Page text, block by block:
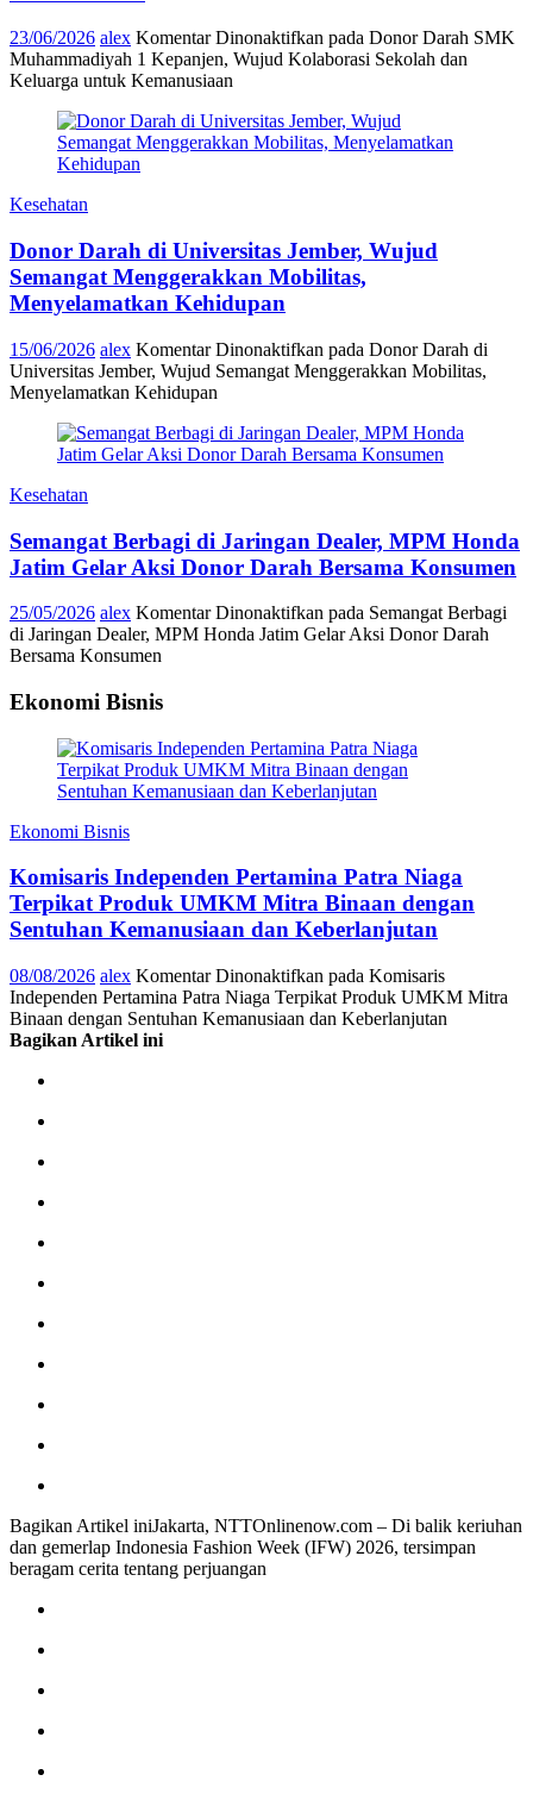
23/06/2026 alex Komentar Dinonaktifkan pada Donor Darah SMK
Muhammadiyah 1 Kepanjen, Wujud Kolaborasi Sekolah dan
Keluarga untuk Kemanusiaan
Kesehatan
Donor Darah di Universitas Jember, Wujud
Semangat Menggerakkan Mobilitas,
Menyelamatkan Kehidupan
15/06/2026 alex Komentar Dinonaktifkan pada Donor Darah di
Universitas Jember, Wujud Semangat Menggerakkan Mobilitas,
Menyelamatkan Kehidupan
Kesehatan
Semangat Berbagi di Jaringan Dealer, MPM Honda
Jatim Gelar Aksi Donor Darah Bersama Konsumen
25/05/2026 alex Komentar Dinonaktifkan pada Semangat Berbagi
di Jaringan Dealer, MPM Honda Jatim Gelar Aksi Donor Darah
Bersama Konsumen
Ekonomi Bisnis
Ekonomi Bisnis
Komisaris Independen Pertamina Patra Niaga
Terpikat Produk UMKM Mitra Binaan dengan
Sentuhan Kemanusiaan dan Keberlanjutan
08/08/2026 alex Komentar Dinonaktifkan pada Komisaris
Independen Pertamina Patra Niaga Terpikat Produk UMKM Mitra
Binaan dengan Sentuhan Kemanusiaan dan Keberlanjutan
Bagikan Artikel ini
Bagikan Artikel iniJakarta, NTTOnlinenow.com – Di balik keriuhan
dan gemerlap Indonesia Fashion Week (IFW) 2026, tersimpan
beragam cerita tentang perjuangan